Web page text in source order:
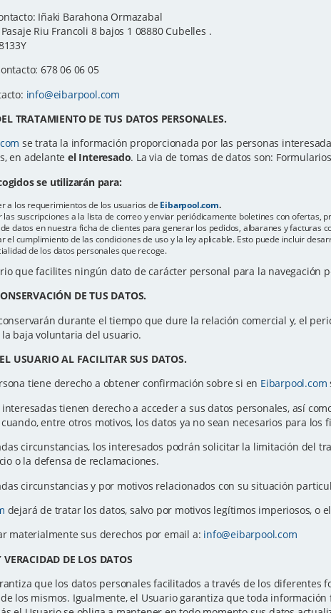
Iñaki Barahona Ormazabal
Riu Francoli 8 bajos 1 08880 Cubelles .
678 06 06 05
info@eibarpool.com
TRATAMIENTO DE TUS DATOS PERSONALES.
se trata la información proporcionada por las personas
en adelanteel Interesado. La via de tomas de datos son:
se utilizarán para:
a los requerimientos de los usuarios de Eibarpool.com.
las suscripciones a la lista de correo y enviar periódicamente boletines con ofertas,
datos en nuestra ficha de clientes para generar los pedidos, albaranes y facturas
el cumplimiento de las condiciones de uso y la ley aplicable. Esto puede incluir
de los datos personales que recoge.
que facilites ningún dato de carácter personal para la navegación
DE TUS DATOS.
durante el tiempo que dure la relación comercial y, el
baja voluntaria del usuario.
USUARIO AL FACILITAR SUS DATOS.
tiene derecho a obtener confirmación sobre si en Eibarpool.com
interesadas tienen derecho a acceder a sus datos personales, así
entre otros motivos, los datos ya no sean necesarios para los
circunstancias, los interesados podrán solicitar la limitación del
o la defensa de reclamaciones.
circunstancias y por motivos relacionados con su situación
dejará de tratar los datos, salvo por motivos legítimos imperiosos, o
materialmente sus derechos por email a: info@eibarpool.com
VERACIDAD DE LOS DATOS
que los datos personales facilitados a través de los
los mismos. Igualmente, el Usuario garantiza que toda